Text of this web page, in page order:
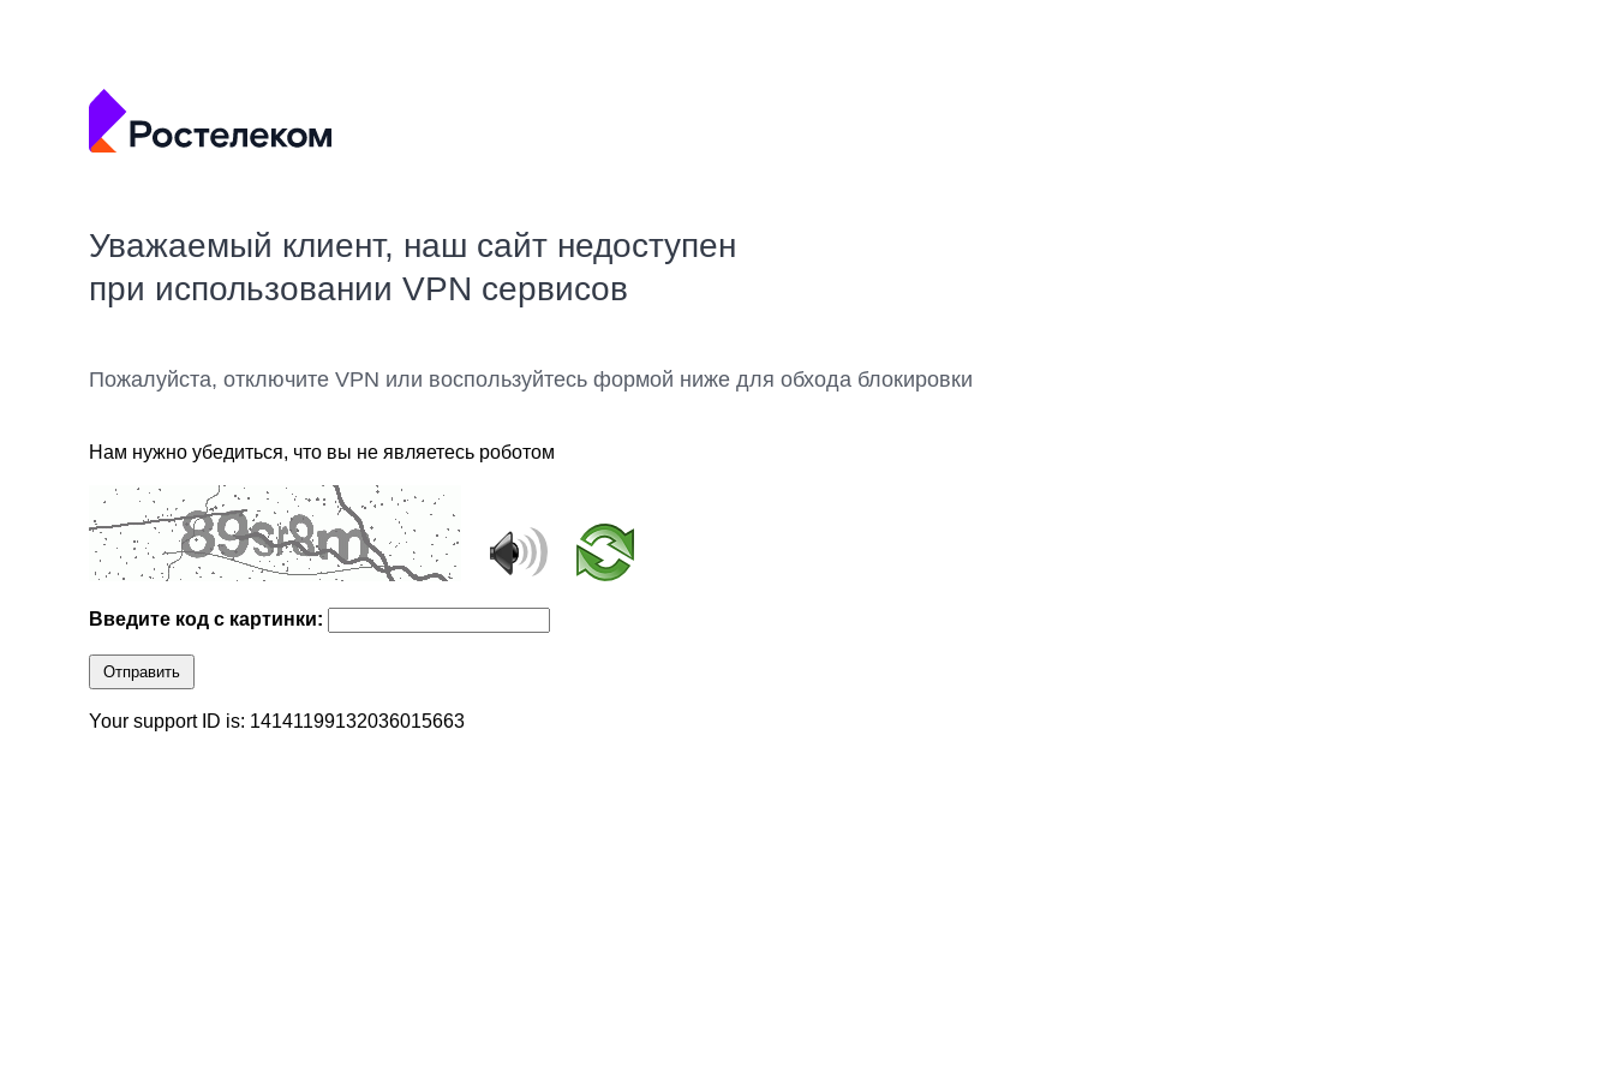
Уважаемый клиент, наш сайт недоступен
при использовании VPN сервисов
Пожалуйста, отключите VPN или воспользуйтесь формой ниже для обхода блокировки
Нам нужно убедиться, что вы не являетесь роботом
Введите код с картинки:
Отправить
Your support ID is: 14141199132036015663